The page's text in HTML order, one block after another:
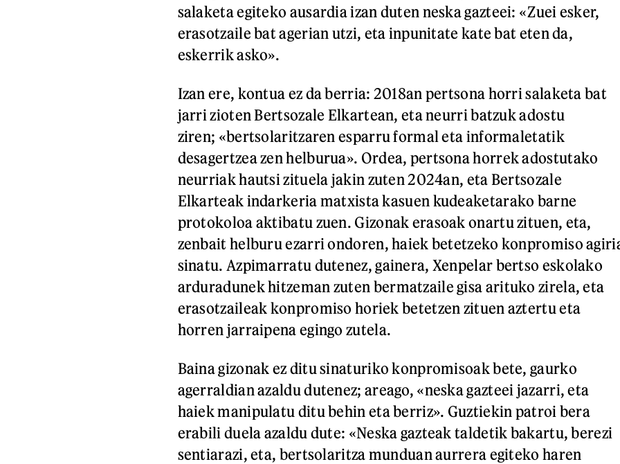
salaketa egiteko ausardia izan duten neska gazteei: «Zuei esker,
erasotzaile bat agerian utzi, eta inpunitate kate bat eten da,
eskerrik asko».
Izan ere, kontua ez da berria: 2018an pertsona horri salaketa bat
jarri zioten Bertsozale Elkartean, eta neurri batzuk adostu
ziren; «bertsolaritzaren esparru formal eta informaletatik
desagertzea zen helburua». Ordea, pertsona horrek adostutako
neurriak hautsi zituela jakin zuten 2024an, eta Bertsozale
Elkarteak indarkeria matxista kasuen kudeaketarako barne
protokoloa aktibatu zuen. Gizonak erasoak onartu zituen, eta,
zenbait helburu ezarri ondoren, haiek betetzeko konpromiso
sinatu. Azpimarratu dutenez, gainera, Xenpelar bertso eskolako
arduradunek hitzeman zuten bermatzaile gisa arituko zirela, eta
erasotzaileak konpromiso horiek betetzen zituen aztertu eta
horren jarraipena egingo zutela.
Baina gizonak ez ditu sinaturiko konpromisoak bete, gaurko
agerraldian azaldu dutenez; areago, «neska gazteei jazarri, eta
haiek manipulatu ditu behin eta berriz». Guztiekin patroi bera
erabili duela azaldu dute: «Neska gazteak taldetik bakartu, berezi
sentiarazi, eta, bertsolaritza munduan aurrera egiteko haren